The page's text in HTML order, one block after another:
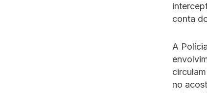
conta
A
no